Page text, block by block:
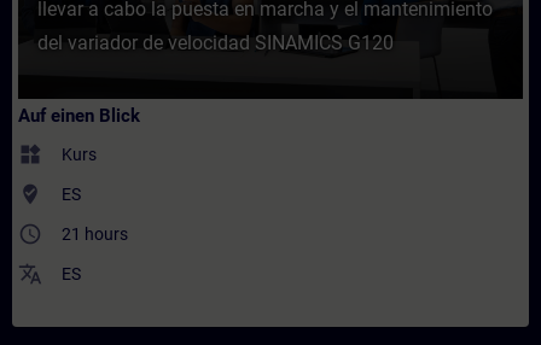
llevar a cabo la puesta en marcha y el mantenimiento
del variador de velocidad SINAMICS G120
Auf einen Blick
widgets Kurs
where_to_vote ES
access_time 21 hours
translate ES